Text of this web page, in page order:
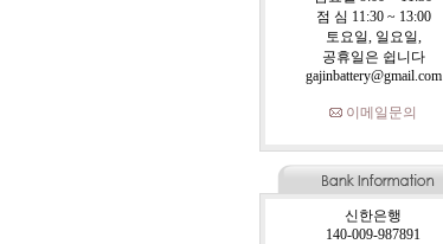
점 심 11:30 ~ 13:00
토요일, 일요일,
공휴일은 쉽니다
gajinbattery@gmail.com
이메일문의
신한은행
140-009-987891